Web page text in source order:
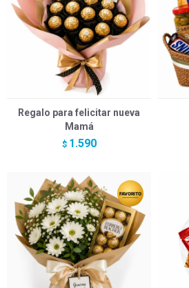
Regalo para felicitar nueva
Mamá
$ 1.590